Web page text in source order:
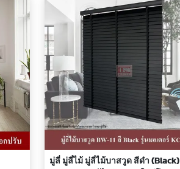
มู่ลี่ มู่ลี่ไม้ มู่ลี่ไม้บาสวูด สีดำ (Black)